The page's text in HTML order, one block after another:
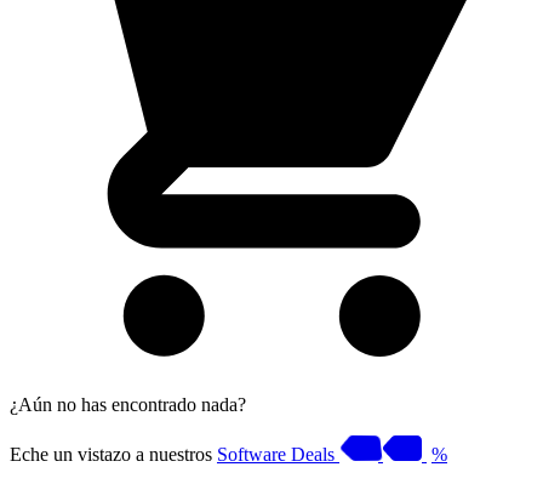
¿Aún no has encontrado nada?
Eche un vistazo a nuestros Software Deals %